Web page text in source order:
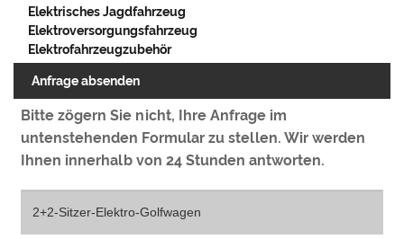
Elektrisches Jagdfahrzeug
Elektroversorgungsfahrzeug
Elektrofahrzeugzubehör
Anfrage absenden
Bitte zögern Sie nicht, Ihre Anfrage im
untenstehenden Formular zu stellen. Wir werden
Ihnen innerhalb von 24 Stunden antworten.